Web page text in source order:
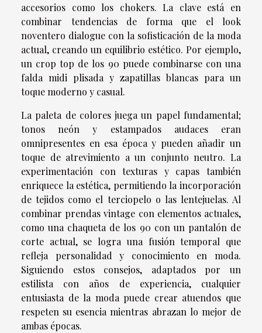
accesorios como los chokers. La clave está en
combinar tendencias de forma que el look
noventero dialogue con la sofisticación de la moda
actual, creando un equilibrio estético. Por ejemplo,
un crop top de los 90 puede combinarse con una
falda midi plisada y zapatillas blancas para un
toque moderno y casual.
La paleta de colores juega un papel fundamental;
tonos neón y estampados audaces eran
omnipresentes en esa época y pueden añadir un
toque de atrevimiento a un conjunto neutro. La
experimentación con texturas y capas también
enriquece la estética, permitiendo la incorporación
de tejidos como el terciopelo o las lentejuelas. Al
combinar prendas vintage con elementos actuales,
como una chaqueta de los 90 con un pantalón de
corte actual, se logra una fusión temporal que
refleja personalidad y conocimiento en moda.
Siguiendo estos consejos, adaptados por un
estilista con años de experiencia, cualquier
entusiasta de la moda puede crear atuendos que
respeten su esencia mientras abrazan lo mejor de
ambas épocas.